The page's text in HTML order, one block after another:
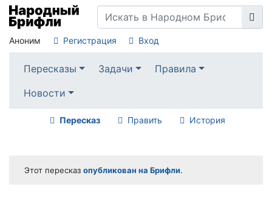
Аноним Регистрация Вход
Пересказы Задачи
Правила
Новости
Пересказ Править История
Этот пересказ опубликован на Брифли.